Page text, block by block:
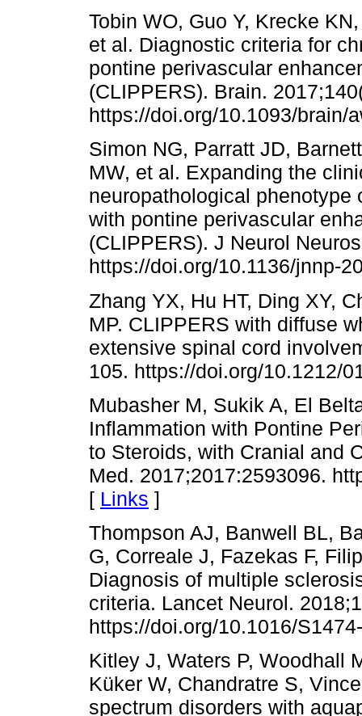
Tobin WO, Guo Y, Krecke
et al. Diagnostic criteria for
pontine perivascular
(CLIPPERS). Brain.
https://doi.org/10.1093/brain/
Simon NG, Parratt JD,
MW, et al. Expanding the
neuropathological
with pontine perivascular
(CLIPPERS). J Neurol
https://doi.org/10.1136/jnnp-
Zhang YX, Hu HT, Ding XY,
MP. CLIPPERS with diffuse
extensive spinal cord
105. https://doi.org/10.1212/
Mubasher M, Sukik A, El
Inflammation with Pontine
to Steroids, with Cranial and
Med. 2017;2017:2593096.
[ Links ]
Thompson AJ, Banwell BL,
G, Correale J, Fazekas F,
Diagnosis of multiple
criteria. Lancet Neurol.
https://doi.org/10.1016/
Kitley J, Waters P, Woodhall
Küker W, Chandratre S,
spectrum disorders with